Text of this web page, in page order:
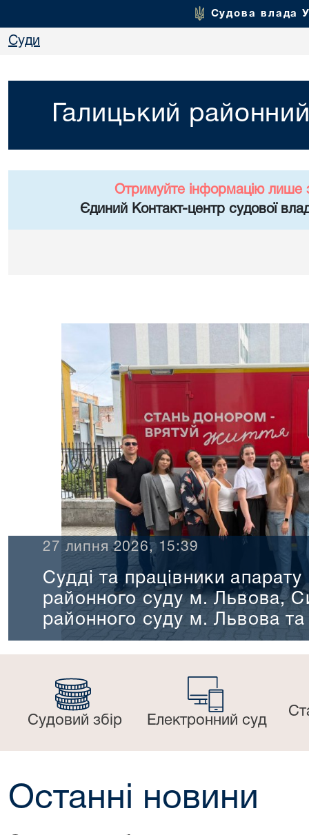
Судова влада
Суди
Галицький
Отримуйте інформацію лише
Єдиний Контакт-центр судової
27 липня 2026, 15:39
Судді та працівники апарату
районного суду м. Львова,
районного суду м. Львова та
Судовий збір Електронний суд
Останні новини